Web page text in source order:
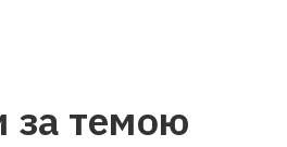
за темою